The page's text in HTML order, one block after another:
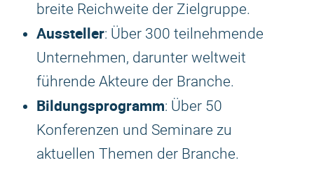
breite Reichweite der Zielgruppe.
Aussteller: Über 300 teilnehmende
Unternehmen, darunter weltweit
führende Akteure der Branche.
Bildungsprogramm: Über 50
Konferenzen und Seminare zu
aktuellen Themen der Branche.